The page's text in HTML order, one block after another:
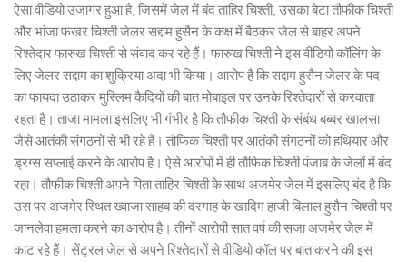
ऐसा वीडियो उजागर हुआ है, जिसमें जेल में बंद ताहिर चिश्ती, उसका बेटा तौफीक चिश्ती
और भांजा फखर चिश्ती जेलर सद्दाम हुसैन के कक्ष में बैठकर जेल से बाहर अपने
रिश्तेदार फारुख चिश्ती से संवाद कर रहे हैं। फारुख चिश्ती ने इस वीडियो कॉलिंग के
लिए जेलर सद्दाम का शुक्रिया अदा भी किया। आरोप है कि सद्दाम हुसैन जेलर के पद
का फायदा उठाकर मुस्लिम कैदियों की बात मोबाइल पर उनके रिश्तेदारों से करवाता
रहता है। ताजा मामला इसलिए भी गंभीर है कि तौफीक चिश्ती के संबंध बब्बर खालसा
जैसे आतंकी संगठनों से भी रहे हैं। तौफिक चिश्ती पर आतंकी संगठनों को हथियार और
ड्रग्स सप्लाई करने के आरोप है। ऐसे आरोपों में ही तौफिक चिश्ती पंजाब के जेलों में बंद
रहा। तौफीक चिश्ती अपने पिता ताहिर चिश्ती के साथ अजमेर जेल में इसलिए बंद है कि
उस पर अजमेर स्थित ख्वाजा साहब की दरगाह के खादिम हाजी बिलाल हुसैन चिश्ती पर
जानलेवा हमला करने का आरोप है। तीनों आरोपी सात वर्ष की सजा अजमेर जेल में
काट रहे हैं। सेंट्रल जेल से अपने रिश्तेदारों से वीडियो कॉल पर बात करने की इस